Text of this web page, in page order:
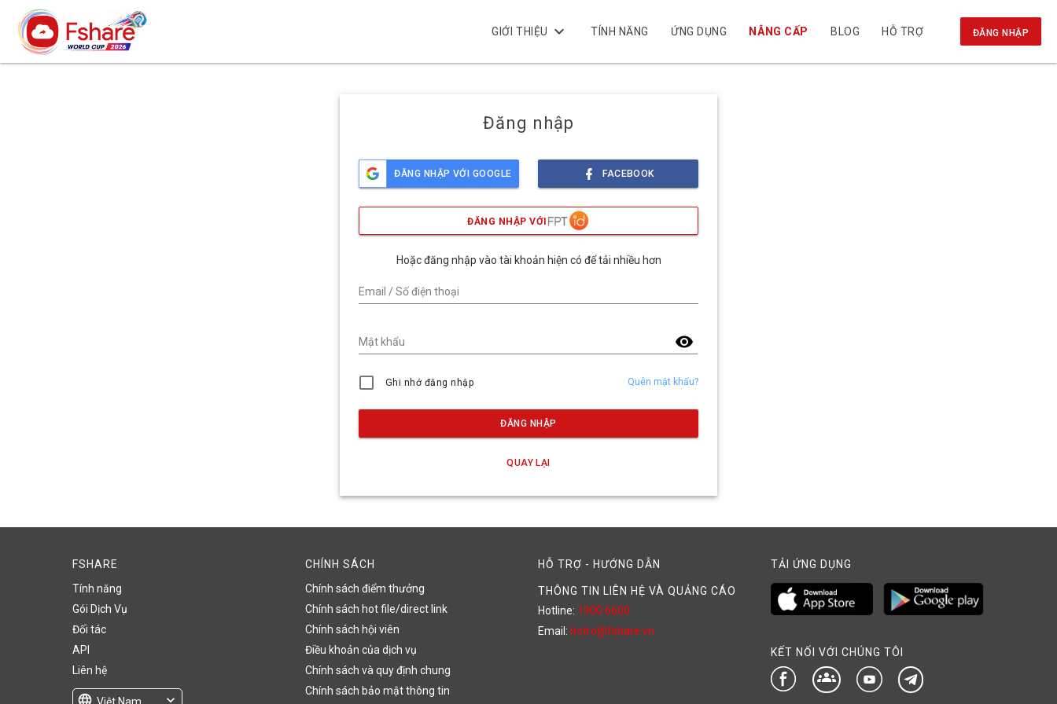
GIỚI THIỆU keyboard_arrow_down TÍNH NĂNG ỨNG DỤNG NÂNG CẤP BLOG HỖ TRỢ ĐĂNG NHẬP
Đăng nhập
ĐĂNG NHẬP VỚI GOOGLE FACEBOOK
ĐĂNG NHẬP VỚI
Hoặc đăng nhập vào tài khoản hiện có để tải nhiều hơn
Email / Số điện thoại
visibility
Mật khẩu
Ghi nhớ đăng nhập Quên mật khẩu?
ĐĂNG NHẬP
QUAY LẠI
FSHARE
Tính năng
Gói Dịch Vụ
Đối tác
API
Liên hệ
language Việt Nam expand_more
CHÍNH SÁCH
Chính sách điểm thưởng
Chính sách hot file/direct link
Chính sách hội viên
Điều khoản của dịch vụ
Chính sách và quy định chung
Chính sách bảo mật thông tin
HỖ TRỢ - HƯỚNG DẪN
THÔNG TIN LIÊN HỆ VÀ QUẢNG CÁO
Hotline: 1900 6600
Email: hotro@fshare.vn
TẢI ỨNG DỤNG
KẾT NỐI VỚI CHÚNG TÔI
groups